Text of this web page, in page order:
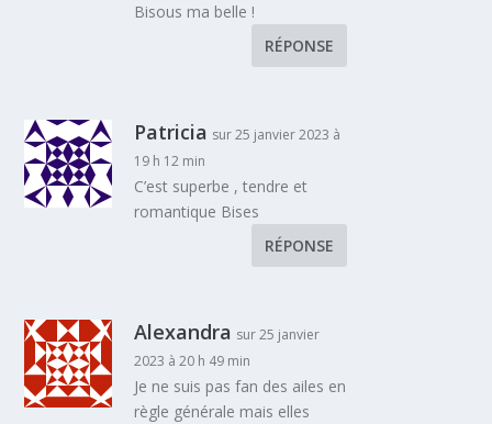
Bisous ma belle !
RÉPONSE
Patricia sur 25 janvier 2023 à
19 h 12 min
C’est superbe , tendre et
romantique Bises
RÉPONSE
Alexandra sur 25 janvier
2023 à 20 h 49 min
Je ne suis pas fan des ailes en
règle générale mais elles